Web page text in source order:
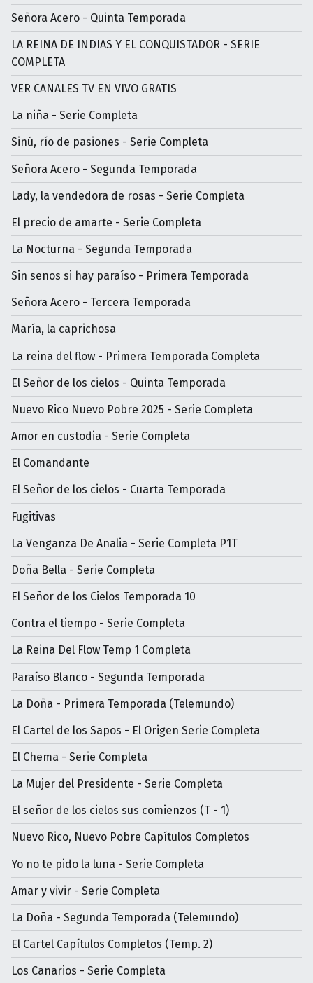
Señora Acero - Quinta Temporada
LA REINA DE INDIAS Y EL CONQUISTADOR - SERIE
COMPLETA
VER CANALES TV EN VIVO GRATIS
La niña - Serie Completa
Sinú, río de pasiones - Serie Completa
Señora Acero - Segunda Temporada
Lady, la vendedora de rosas - Serie Completa
El precio de amarte - Serie Completa
La Nocturna - Segunda Temporada
Sin senos si hay paraíso - Primera Temporada
Señora Acero - Tercera Temporada
María, la caprichosa
La reina del flow - Primera Temporada Completa
El Señor de los cielos - Quinta Temporada
Nuevo Rico Nuevo Pobre 2025 - Serie Completa
Amor en custodia - Serie Completa
El Comandante
El Señor de los cielos - Cuarta Temporada
Fugitivas
La Venganza De Analia - Serie Completa P1T
Doña Bella - Serie Completa
El Señor de los Cielos Temporada 10
Contra el tiempo - Serie Completa
La Reina Del Flow Temp 1 Completa
Paraíso Blanco - Segunda Temporada
La Doña - Primera Temporada (Telemundo)
El Cartel de los Sapos - El Origen Serie Completa
El Chema - Serie Completa
La Mujer del Presidente - Serie Completa
El señor de los cielos sus comienzos (T - 1)
Nuevo Rico, Nuevo Pobre Capítulos Completos
Yo no te pido la luna - Serie Completa
Amar y vivir - Serie Completa
La Doña - Segunda Temporada (Telemundo)
El Cartel Capítulos Completos (Temp. 2)
Los Canarios - Serie Completa